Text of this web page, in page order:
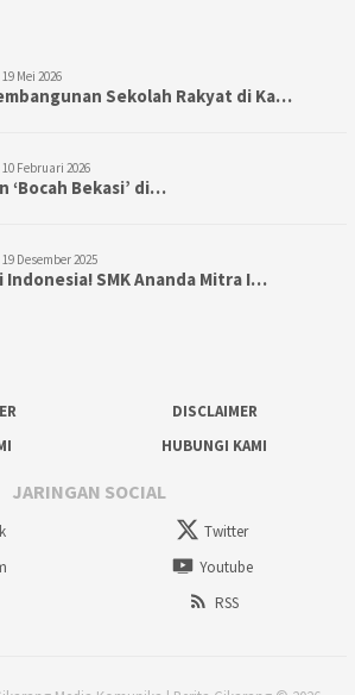
19 Mei 2026
Sekolah Rakyat di Ka…
10 Februari 2026
‘Bocah Bekasi’ di…
19 Desember 2025
Indonesia! SMK Ananda Mitra I…
DISCLAIMER
HUBUNGI KAMI
JARINGAN SOCIAL
Twitter
Youtube
RSS